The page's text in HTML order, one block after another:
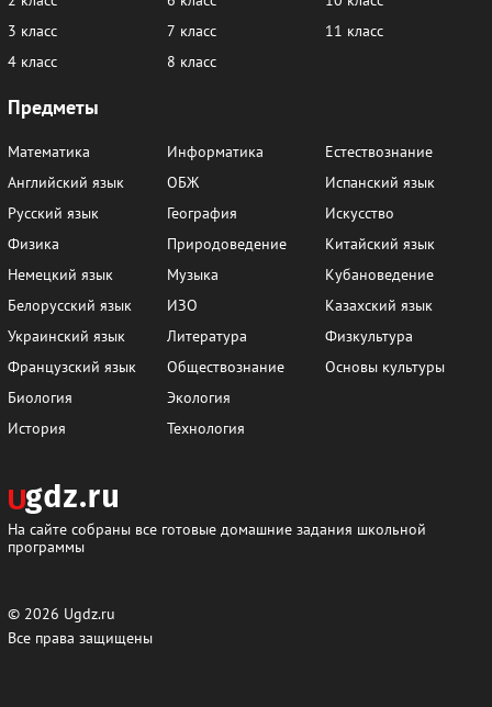
3 класс
4 класс
7 класс
8 класс
11 класс
Предметы
Математика
Английский язык
Русский язык
Физика
Немецкий язык
Белорусский язык
Украинский язык
Французский язык
Биология
История
Информатика
ОБЖ
География
Природоведение
Музыка
ИЗО
Литература
Обществознание
Экология
Технология
Естествознание
Испанский язык
Искусство
Китайский язык
Кубановедение
Казахский язык
Физкультура
Основы культуры
На сайте собраны все готовые домашние задания школьной
программы
© 2026 Ugdz.ru
Все права защищены